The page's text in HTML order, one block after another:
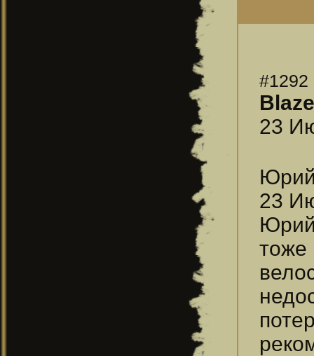
#1292
Blaze
23
23
тоже